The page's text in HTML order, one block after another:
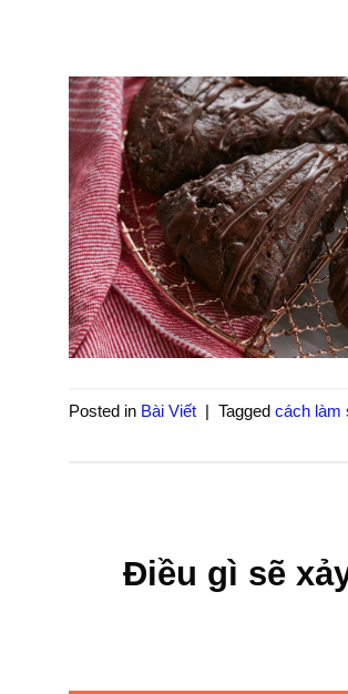
Posted in Bài Viết | Tagged cách làm
Điều gì sẽ